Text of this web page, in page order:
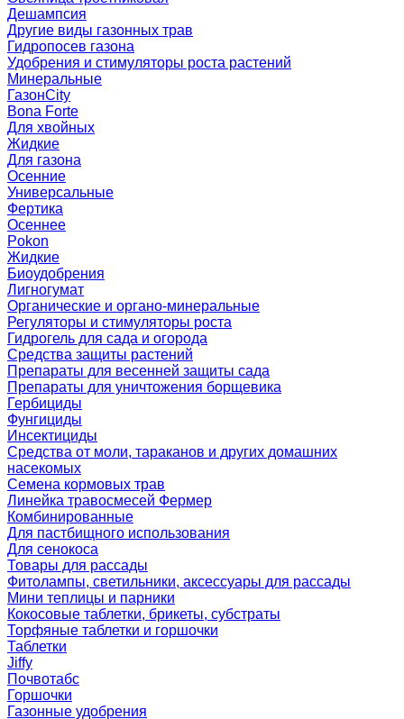
Дешампсия
Другие виды газонных трав
Гидропосев газона
Удобрения и стимуляторы роста растений
Минеральные
ГазонCity
Bona Forte
Для хвойных
Жидкие
Для газона
Осенние
Универсальные
Фертика
Осеннее
Pokon
Жидкие
Биоудобрения
Лигногумат
Органические и органо-минеральные
Регуляторы и стимуляторы роста
Гидрогель для сада и огорода
Средства защиты растений
Препараты для весенней защиты сада
Препараты для уничтожения борщевика
Гербициды
Фунгициды
Инсектициды
Средства от моли, тараканов и других домашних
насекомых
Семена кормовых трав
Линейка травосмесей Фермер
Комбинированные
Для пастбищного использования
Для сенокоса
Товары для рассады
Фитолампы, светильники, аксессуары для рассады
Мини теплицы и парники
Кокосовые таблетки, брикеты, субстраты
Торфяные таблетки и горшочки
Таблетки
Jiffy
Почвотабс
Горшочки
Газонные удобрения